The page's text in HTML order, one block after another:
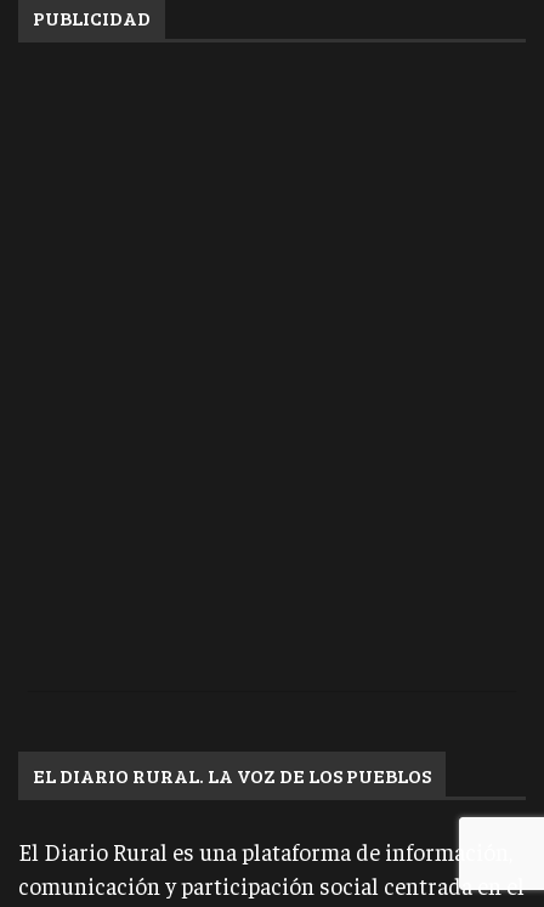
PUBLICIDAD
EL DIARIO RURAL. LA VOZ DE LOS PUEBLOS
El Diario Rural es una plataforma de información,
comunicación y participación social centrada en el